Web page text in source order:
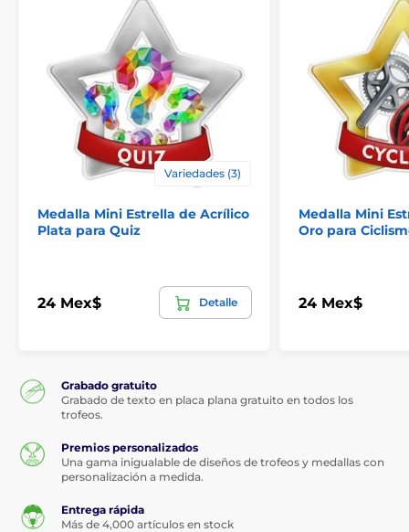
Variedades (3)
Medalla Mini Estrella de Acrílico
Plata para Quiz
24 Mex$ Detalle
Medalla Mini
Oro para
24 Mex$
Grabado gratuito
Grabado de texto en placa plana gratuito en todos los
trofeos.
Premios personalizados
Una gama inigualable de diseños de trofeos y medallas con
personalización a medida.
Entrega rápida
Más de 4,000 artículos en stock